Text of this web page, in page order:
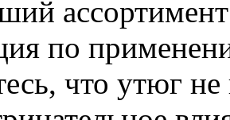
по
что утюг